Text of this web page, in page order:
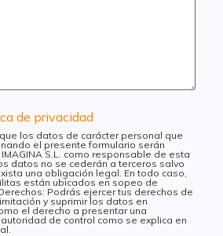
de privacidad
los datos de carácter personal que
el presente formulario serán
S.L. como responsable de esta
datos no se cederán a terceros salvo
una obligación legal. En todo caso,
están ubicados en sopeo de
Podrás ejercer tus derechos de
y suprimir los datos en
el derecho a presentar una
de control como se explica en